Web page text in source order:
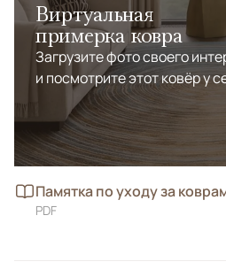
Виртуальная
примерка ковра
Загрузите фото своего
и посмотрите этот ковёр у
Памятка по уходу за
PDF